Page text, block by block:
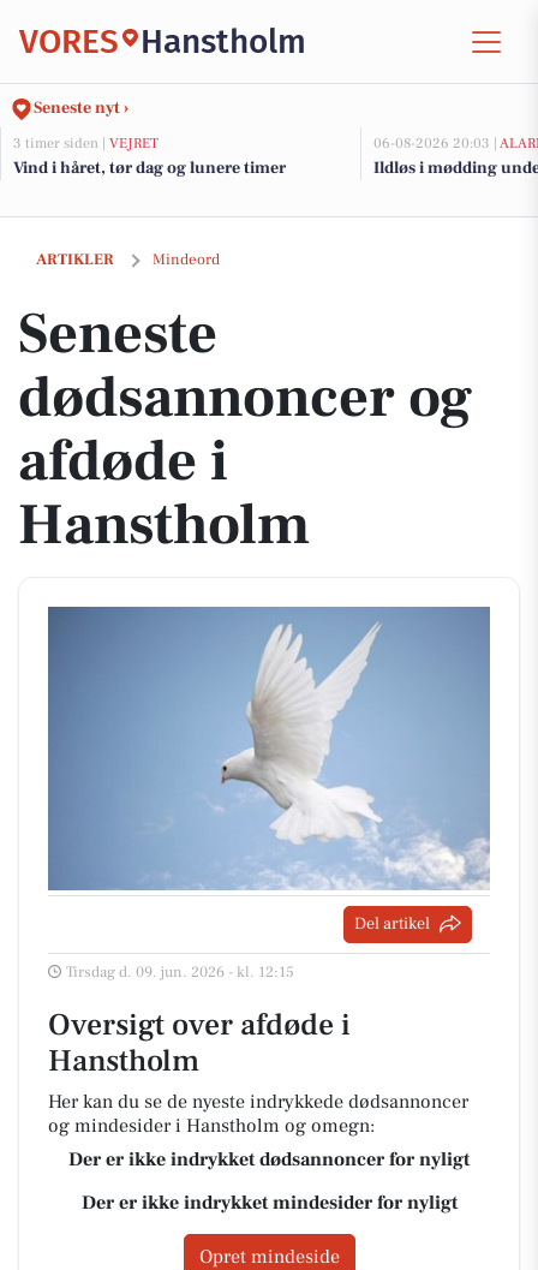
VORES Hanstholm
Seneste nyt ›
3 timer siden | VEJRET
Vind i håret, tør dag og lunere timer
06-08-2026 20:03 |
Ildløs i mødding
ARTIKLER Mindeord
Seneste dødsannoncer og afdøde i Hanstholm
Seneste
dødsannoncer og
afdøde i
Hanstholm
Del artikel
Tirsdag d. 09. jun. 2026 - kl. 12:15
Oversigt over afdøde i
Hanstholm
Her kan du se de nyeste indrykkede dødsannoncer
og mindesider i Hanstholm og omegn:
Der er ikke indrykket dødsannoncer for nyligt
Der er ikke indrykket mindesider for nyligt
Opret mindeside